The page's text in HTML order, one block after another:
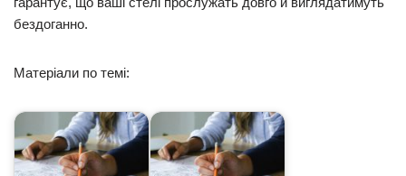
бездоганно.
Матеріали по темі: